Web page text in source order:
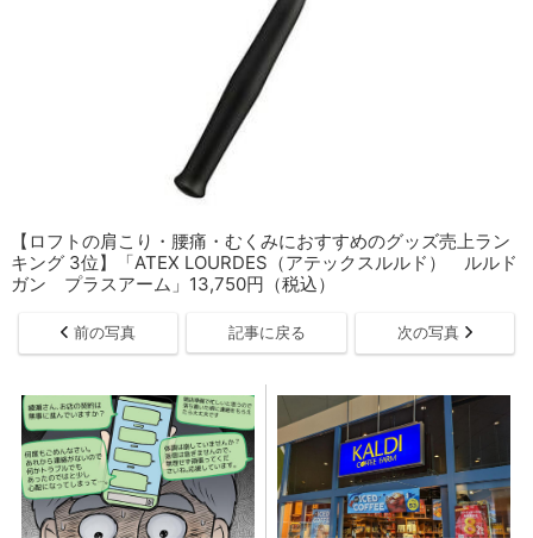
【ロフトの肩こり・腰痛・むくみにおすすめのグッズ売上ラン
キング 3位】「ATEX LOURDES（アテックスルルド） ルルド
ガン プラスアーム」13,750円（税込）
前の写真 記事に戻る 次の写真